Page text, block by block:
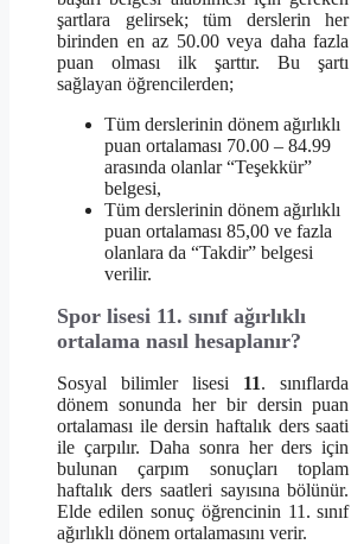
şartlara gelirsek; tüm derslerin her
birinden en az 50.00 veya daha fazla
puan olması ilk şarttır. Bu şartı
sağlayan öğrencilerden;
Tüm derslerinin dönem ağırlıklı
puan ortalaması 70.00 – 84.99
arasında olanlar “Teşekkür”
belgesi,
Tüm derslerinin dönem ağırlıklı
puan ortalaması 85,00 ve fazla
olanlara da “Takdir” belgesi
verilir.
Spor lisesi 11. sınıf ağırlıklı
ortalama nasıl hesaplanır?
Sosyal bilimler lisesi 11. sınıflarda
dönem sonunda her bir dersin puan
ortalaması ile dersin haftalık ders saati
ile çarpılır. Daha sonra her ders için
bulunan çarpım sonuçları toplam
haftalık ders saatleri sayısına bölünür.
Elde edilen sonuç öğrencinin 11. sınıf
ağırlıklı dönem ortalamasını verir.